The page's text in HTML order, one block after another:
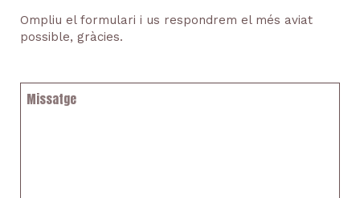
Ompliu el formulari i us respondrem el més aviat
possible, gràcies.